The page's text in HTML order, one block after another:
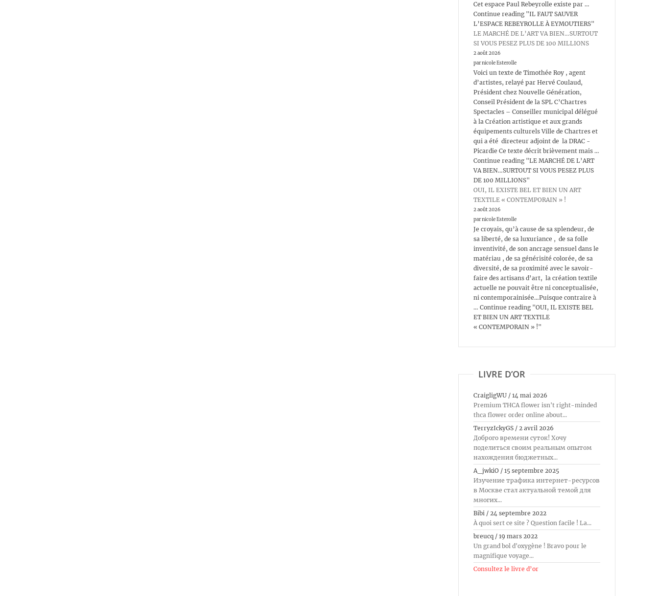
Cet espace Paul Rebeyrolle existe par …
Continue reading "IL FAUT SAUVER
L’ESPACE REBEYROLLE À EYMOUTIERS"
LE MARCHÉ DE L’ART VA BIEN…SURTOUT
SI VOUS PESEZ PLUS DE 100 MILLIONS
2 août 2026
par nicole Esterolle
Voici un texte de Timothée Roy , agent
d’artistes, relayé par Hervé Coulaud,
Président chez Nouvelle Génération,
Conseil Président de la SPL C’Chartres
Spectacles – Conseiller municipal délégué
à la Création artistique et aux grands
équipements culturels Ville de Chartres et
qui a été directeur adjoint de la DRAC -
Picardie Ce texte décrit brièvement mais …
Continue reading "LE MARCHÉ DE L’ART
VA BIEN…SURTOUT SI VOUS PESEZ PLUS
DE 100 MILLIONS"
OUI, IL EXISTE BEL ET BIEN UN ART
TEXTILE « CONTEMPORAIN » !
2 août 2026
par nicole Esterolle
Je croyais, qu’à cause de sa splendeur, de
sa liberté, de sa luxuriance , de sa folle
inventivité, de son ancrage sensuel dans le
matériau , de sa générisité colorée, de sa
diversité, de sa proximité avec le savoir-
faire des artisans d’art, la création textile
actuelle ne pouvait être ni conceptualisée,
ni contemporainisée…Puisque contraire à
… Continue reading "OUI, IL EXISTE BEL
ET BIEN UN ART TEXTILE
« CONTEMPORAIN » !"
LIVRE D’OR
CraigligWU / 14 mai 2026
Premium THCA flower isn't right-minded
thca flower order online about...
TerryzIckyGS / 2 avril 2026
Доброго времени суток! Хочу
поделиться своим реальным опытом
нахождения бюджетных...
A_jwkiO / 15 septembre 2025
Изучение трафика интернет-ресурсов
в Москве стал актуальной темой для
многих...
Bibi / 24 septembre 2022
À quoi sert ce site ? Question facile ! La...
breucq / 19 mars 2022
Un grand bol d'oxygène ! Bravo pour le
magnifique voyage...
Consultez le livre d’or